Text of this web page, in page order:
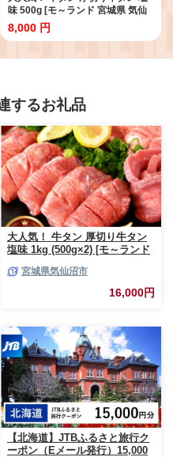
味 500g [モ～ランド 宮城県 気仙
沼市 20564659] 肉 牛肉 精肉 牛た
ん 牛タン塩 牛たん塩 冷凍 焼肉
切り タン
8,000 円
するお礼品
大人気！ 牛タン 厚切り牛タン
塩味 1kg (500g×2) [モ～ランド
牛肉 精肉 牛たん 牛タン塩 牛た
ん塩 冷凍 焼肉 BBQ アウトドア
バーベキュー 厚切り タン
宮城県気仙沼市
16,000円
【北海道】JTBふるさと旅行ク
ーポン（Eメール発行）15,000